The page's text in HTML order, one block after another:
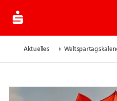
Aktuelles